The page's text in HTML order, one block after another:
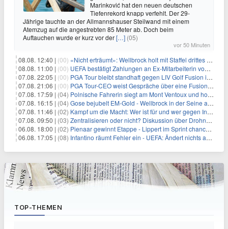
Marinković hat den neuen deutschen
Tiefenrekord knapp verfehlt. Der 29-
Jährige tauchte an der Allmannshauser Steilwand mit einem
Atemzug auf die angestrebten 85 Meter ab. Doch beim
Auftauchen wurde er kurz vor der[…] (05)
vor 50 Minuten
08.08. 12:40 | (00) «Nicht erträumt»: Wellbrock holt mit Staffel drittes EM-Gold
08.08. 11:00 | (00) UEFA bestätigt Zahlungen an Ex-Mitarbeiterin von Infantino
07.08. 22:05 | (00) PGA Tour bleibt standhaft gegen LIV Golf Fusion in einem sich wandelnden Sportumfeld
07.08. 21:06 | (00) PGA Tour-CEO weist Gespräche über eine Fusion mit LIV Golf zurück und bekräftigt die Wettbewerbslandschaft
07.08. 17:59 | (04) Polnische Fahrerin siegt am Mont Ventoux und holt Tour-Gelb
07.08. 16:15 | (04) Gose bejubelt EM-Gold - Wellbrock in der Seine ausgebremst
07.08. 11:46 | (02) Kampf um die Macht: Wer ist für und wer gegen Infantino?
07.08. 09:50 | (03) Zentralisieren oder nicht? Diskussion über Drohnenabwehr
06.08. 18:00 | (02) Pienaar gewinnt Etappe - Lippert im Sprint chancenlos
06.08. 17:05 | (08) Infantino räumt Fehler ein - UEFA: Ändert nichts an Boykott
TOP-THEMEN